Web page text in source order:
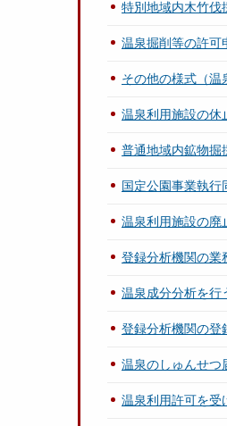
特別地域内木竹伐
温泉掘削等の許可
その他の様式（温
温泉利用施設の休
普通地域内鉱物掘
国定公園事業執行
温泉利用施設の廃
登録分析機関の業
温泉成分分析を行
登録分析機関の登
温泉のしゅんせつ
温泉利用許可を受